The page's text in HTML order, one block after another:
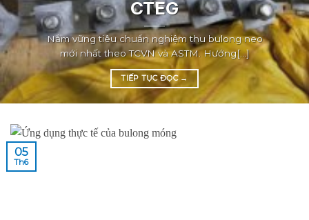
CTEG
Nắm vững tiêu chuẩn nghiệm thu bulong neo
mới nhất theo TCVN và ASTM. Hướng[...]
TIẾP TỤC ĐỌC →
05
Th6